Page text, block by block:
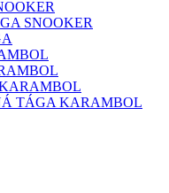
SNOOKER
TÁGA KARAMBOL